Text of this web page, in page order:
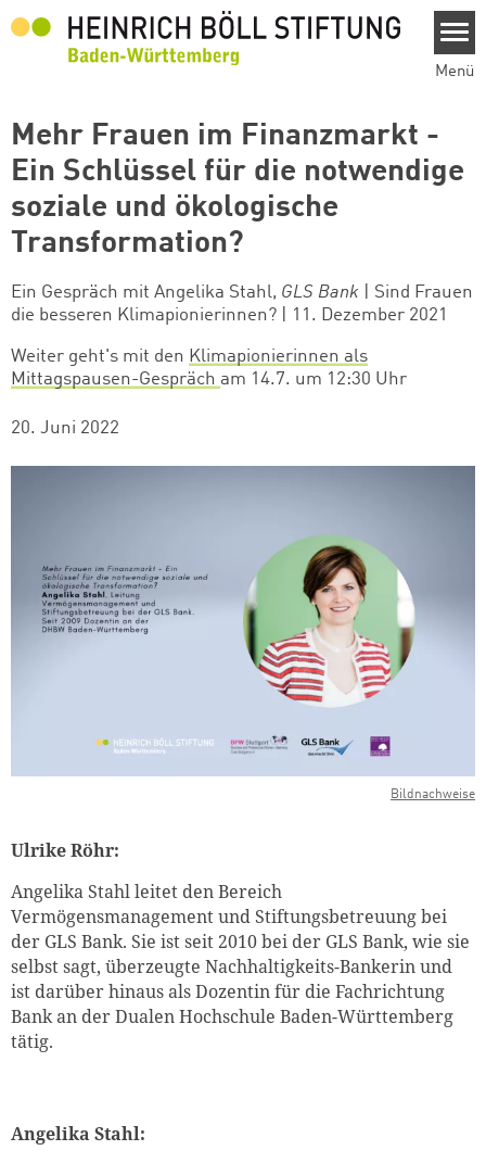
Menü
Mehr Frauen im Finanzmarkt -
Ein Schlüssel für die notwendige
soziale und ökologische
Transformation?
Ein Gespräch mit Angelika Stahl, GLS Bank
| Sind Frauen
die besseren Klimapionierinnen? | 11. Dezember 2021
Weiter geht's mit den Klimapionierinnen als
Mittagspausen-Gespräch am 14.7. um 12:30 Uhr
20. Juni 2022
Bildnachweise
Ulrike Röhr:
Angelika Stahl leitet den Bereich
Vermögensmanagement und Stiftungsbetreuung bei
der GLS Bank. Sie ist seit 2010 bei der GLS Bank, wie sie
selbst sagt, überzeugte Nachhaltigkeits-Bankerin und
ist darüber hinaus als Dozentin für die Fachrichtung
Bank an der Dualen Hochschule Baden-Württemberg
tätig.
Angelika Stahl: